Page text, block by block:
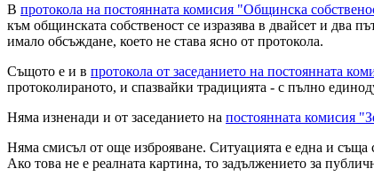
В протокола на постоянната комисия "Общинска
към общинската собственост се изразява в двайсет и два
имало обсъждане, което не става ясно от протокола.
Същото е и в протокола от заседанието на постоянната
протоколираното, и спазвайки традицията - с пълно
Няма изненади и от заседанието на постоянната комисия
Няма смисъл от още изброяване. Ситуацията е една и съща
Ако това не е реалната картина, то задължението за